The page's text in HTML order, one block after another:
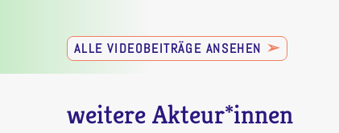
ALLE VIDEOBEITRÄGE ANSEHEN ➢
weitere Akteur*innen